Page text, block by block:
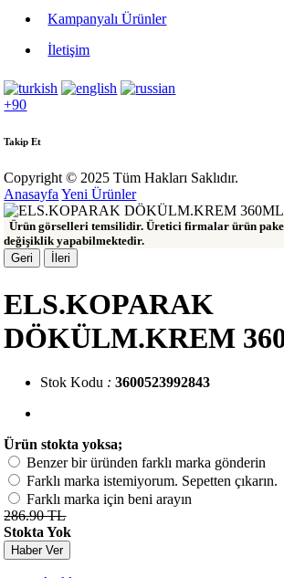
Kampanyalı Ürünler
İletişim
+90
Takip Et
Copyright © 2025 Tüm Hakları Saklıdır.
Anasayfa Yeni Ürünler
Ürün görselleri temsilidir. Üretici firmalar ürün
değişiklik yapabilmektedir.
Geri
İleri
ELS.KOPARAK
DÖKÜLM.KREM
Stok Kodu : 3600523992843
Ürün stokta yoksa;
Benzer bir üründen farklı marka gönderin
Farklı marka istemiyorum. Sepetten çıkarın.
Farklı marka için beni arayın
286.90 TL
Stokta Yok
Haber Ver